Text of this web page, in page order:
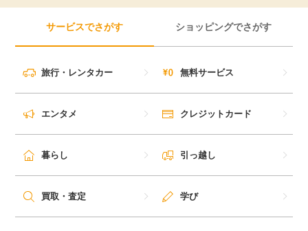
サービスでさがす ショッピングでさがす
旅行・レンタカー 無料サービス
エンタメ クレジットカード
暮らし 引っ越し
買取・査定 学び